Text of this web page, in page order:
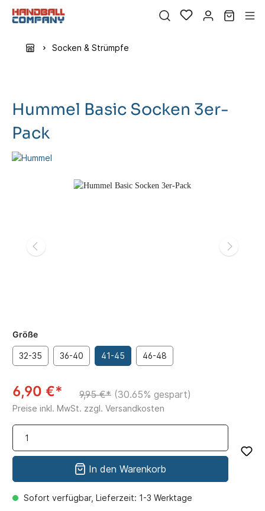
Socken & Strümpfe
Hummel Basic Socken 3er-
Pack
6,90 €* 9,95 €* (30.65% gespart)
Preise inkl. MwSt. zzgl. Versandkosten
Sofort verfügbar, Lieferzeit: 1-3 Werktage
Größe
32-35 36-40 41-45 46-48
In den Warenkorb